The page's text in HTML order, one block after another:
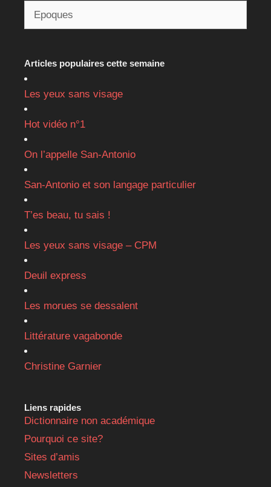
Articles populaires cette semaine
Les yeux sans visage
Hot vidéo n°1
On l’appelle San-Antonio
San-Antonio et son langage particulier
T’es beau, tu sais !
Les yeux sans visage – CPM
Deuil express
Les morues se dessalent
Littérature vagabonde
Christine Garnier
Liens rapides
Dictionnaire non académique
Pourquoi ce site?
Sites d’amis
Newsletters